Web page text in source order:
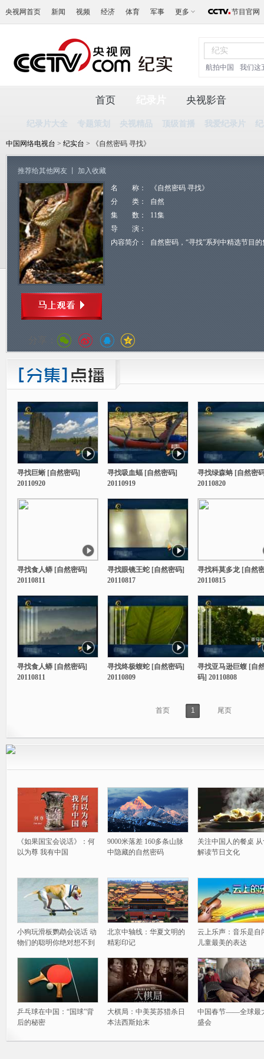
央视网首页 新闻 视频 经济 体育 军事 更多 节目官网
航拍中国 我们这
首页
纪录片大全 专题策划 央视精品 顶级首播 我爱纪录片
央视影音
中国网络电视台 > 纪实台 > 《自然密码 寻找》
推荐给其他网友 加入收藏
名 称：
《自然密码 寻找》
分 类：
自然
集 数：
11集
导 演：
内容简介：
自然密码，“寻找”系列中精选节目
分享：
寻找巨蜥 [自然密码]
20110920
寻找吸血蝠 [自然密码]
20110919
寻找绿森蚺 [自然密
20110820
寻找食人蟒 [自然密码]
20110811
寻找眼镜王蛇 [自然密码]
20110817
寻找科莫多龙 [自然
20110815
寻找食人蟒 [自然密码]
20110811
寻找终极蝮蛇 [自然密码]
20110809
寻找亚马逊巨蝮 [自
码] 20110808
首页 1 尾页
《如果国宝会说话》：何
以为尊 我有中国
9000米落差 160多条山脉
中隐藏的自然密码
关注中国人的餐桌
解读节日文化
小狗玩滑板鹦鹉会说话 动
物们的聪明你绝对想不到
北京中轴线：华夏文明的
精彩印记
云上乐声：音乐是自
儿童最美的表达
乒乓球在中国：“国球”背
后的秘密
大棋局：中美英苏猎杀日
本法西斯始末
中国春节——全球最
盛会